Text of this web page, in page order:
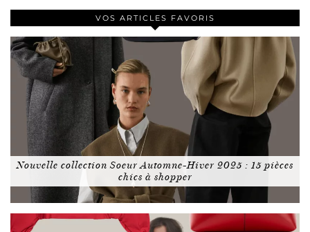
VOS ARTICLES FAVORIS
Nouvelle collection Soeur Automne-Hiver 2025 : 15 pièces
chics à shopper